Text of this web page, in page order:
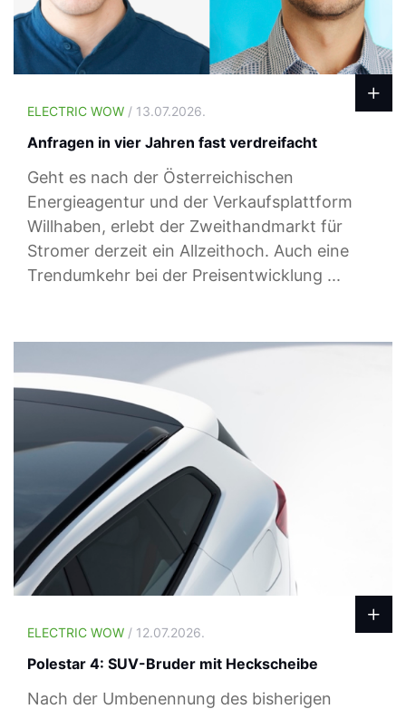
ELECTRIC WOW / 13.07.2026.
Anfragen in vier Jahren fast verdreifacht
Geht es nach der Österreichischen
Energieagentur und der Verkaufsplattform
Willhaben, erlebt der Zweithandmarkt für
Stromer derzeit ein Allzeithoch. Auch eine
Trendumkehr bei der Preisentwicklung ...
ELECTRIC WOW / 12.07.2026.
Polestar 4: SUV-Bruder mit Heckscheibe
Nach der Umbenennung des bisherigen